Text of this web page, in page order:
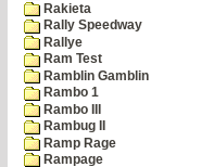
Rakieta
Rally Speedway
Rallye
Ram Test
Ramblin Gamblin
Rambo 1
Rambo III
Rambug II
Ramp Rage
Rampage